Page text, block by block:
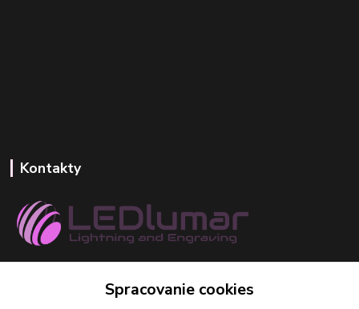
Kontakty
Spracovanie cookies